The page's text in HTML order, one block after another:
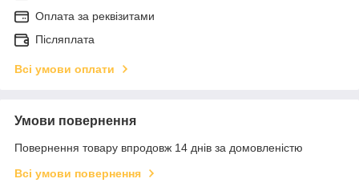
Оплата за реквізитами
Післяплата
Всі умови оплати
Умови повернення
Повернення товару впродовж 14 днів за домовленістю
Всі умови повернення